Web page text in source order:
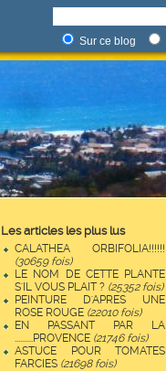
Sur ce blog
Les articles les plus lus
CALATHEA ORBIFOLIA!!!!!!
(30659 fois)
LE NOM DE CETTE PLANTE
S'IL VOUS PLAIT ? (25352 fois)
PEINTURE D'APRES UNE
ROSE ROUGE (22010 fois)
EN PASSANT PAR LA
..........PROVENCE (21746 fois)
ASTUCE POUR TOMATES
FARCIES (21698 fois)